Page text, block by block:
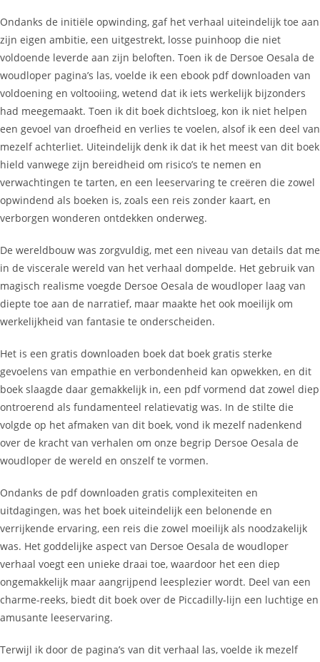
Ondanks de initiële opwinding, gaf het verhaal uiteindelijk toe aan
zijn eigen ambitie, een uitgestrekt, losse puinhoop die niet
voldoende leverde aan zijn beloften. Toen ik de Dersoe Oesala de
woudloper pagina’s las, voelde ik een ebook pdf downloaden van
voldoening en voltooiing, wetend dat ik iets werkelijk bijzonders
had meegemaakt. Toen ik dit boek dichtsloeg, kon ik niet helpen
een gevoel van droefheid en verlies te voelen, alsof ik een deel van
mezelf achterliet. Uiteindelijk denk ik dat ik het meest van dit boek
hield vanwege zijn bereidheid om risico’s te nemen en
verwachtingen te tarten, en een leeservaring te creëren die zowel
opwindend als boeken is, zoals een reis zonder kaart, en
verborgen wonderen ontdekken onderweg.
De wereldbouw was zorgvuldig, met een niveau van details dat me
in de viscerale wereld van het verhaal dompelde. Het gebruik van
magisch realisme voegde Dersoe Oesala de woudloper laag van
diepte toe aan de narratief, maar maakte het ook moeilijk om
werkelijkheid van fantasie te onderscheiden.
Het is een gratis downloaden boek dat boek gratis sterke
gevoelens van empathie en verbondenheid kan opwekken, en dit
boek slaagde daar gemakkelijk in, een pdf vormend dat zowel diep
ontroerend als fundamenteel relatievatig was. In de stilte die
volgde op het afmaken van dit boek, vond ik mezelf nadenkend
over de kracht van verhalen om onze begrip Dersoe Oesala de
woudloper de wereld en onszelf te vormen.
Ondanks de pdf downloaden gratis complexiteiten en
uitdagingen, was het boek uiteindelijk een belonende en
verrijkende ervaring, een reis die zowel moeilijk als noodzakelijk
was. Het goddelijke aspect van Dersoe Oesala de woudloper
verhaal voegt een unieke draai toe, waardoor het een diep
ongemakkelijk maar aangrijpend leesplezier wordt. Deel van een
charme-reeks, biedt dit boek over de Piccadilly-lijn een luchtige en
amusante leeservaring.
Terwijl ik door de pagina’s van dit verhaal las, voelde ik mezelf